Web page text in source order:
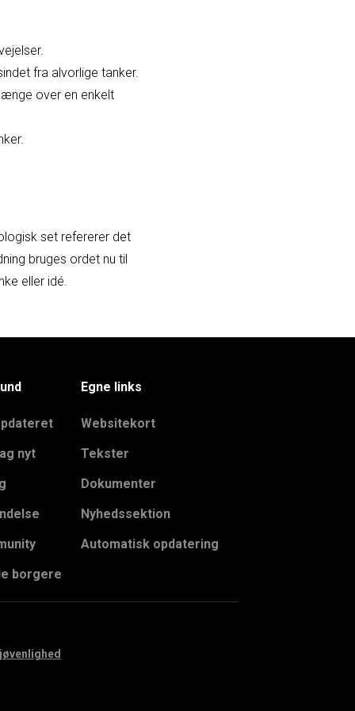
fra alvorlige tanker.
over en enkelt
set refererer det
bruges ordet nu til
eller idé.
nyt
borgere
Egne links
Websitekort
Tekster
Dokumenter
Nyhedssektion
Automatisk opdatering